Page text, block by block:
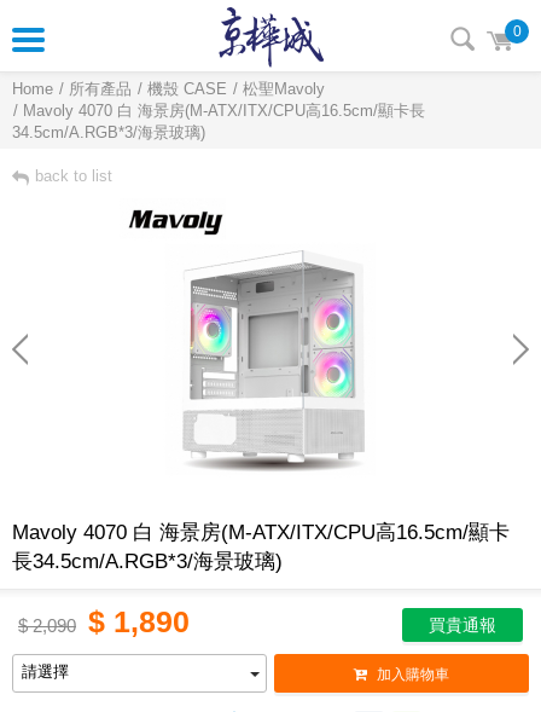
0
Home 所有產品 機殼 CASE
松聖Mavoly
Mavoly 4070 白 海景房(M-ATX/ITX/CPU高16.5cm/顯卡長
34.5cm/A.RGB*3/海景玻璃)
back to list
Mavoly 4070 白 海景房(M-ATX/ITX/CPU高16.5cm/顯卡
長34.5cm/A.RGB*3/海景玻璃)
$2,090 $ 1,890 買貴通報
加入購物車